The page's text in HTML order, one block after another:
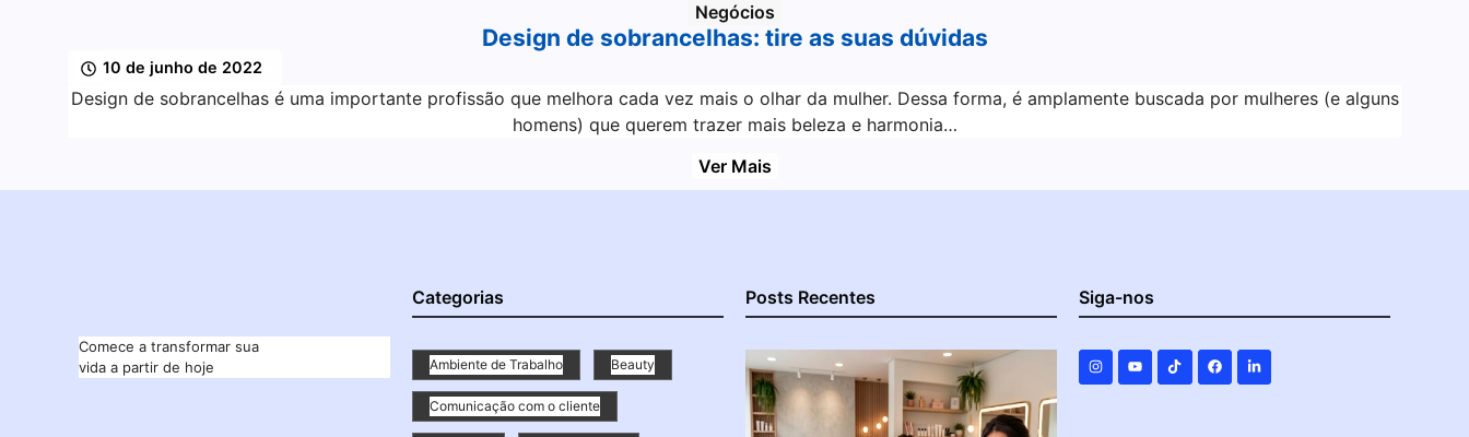
Negócios
Design de sobrancelhas: tire as suas dúvidas
10 de junho de 2022
Design de sobrancelhas é uma importante profissão que melhora cada vez mais o olhar da mulher. Dessa forma, é amplamente buscada por mulheres (e alguns
homens) que querem trazer mais beleza e harmonia…
Ver Mais
Comece a transformar sua
vida a partir de hoje
Categorias
Ambiente de Trabalho Beauty
Comunicação com o cliente
Posts Recentes Siga-nos